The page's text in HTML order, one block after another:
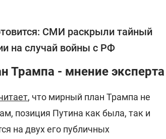
СМИ раскрыли тайный
на случай войны с РФ
Трампа - мнение эксперта
, что мирный план Трампа не
позиция Путина как была, так и
на двух его публичных